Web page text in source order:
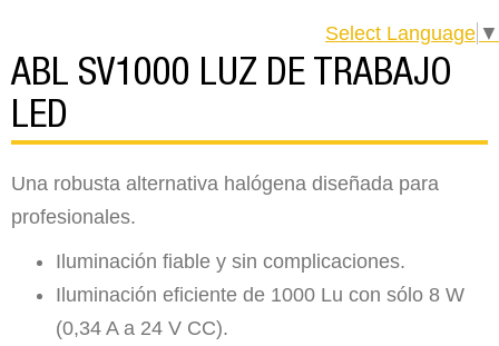
Select Language ▼
ABL SV1000 LUZ DE TRABAJO
LED
Una robusta alternativa halógena diseñada para
profesionales.
Iluminación fiable y sin complicaciones.
Iluminación eficiente de 1000 Lu con sólo 8 W
(0,34 A a 24 V CC).